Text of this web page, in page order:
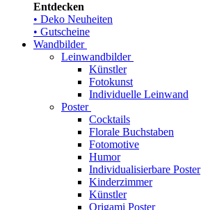
Entdecken
• Deko Neuheiten
• Gutscheine
Wandbilder
Leinwandbilder
Künstler
Fotokunst
Individuelle Leinwand
Poster
Cocktails
Florale Buchstaben
Fotomotive
Humor
Individualisierbare Poster
Kinderzimmer
Künstler
Origami Poster